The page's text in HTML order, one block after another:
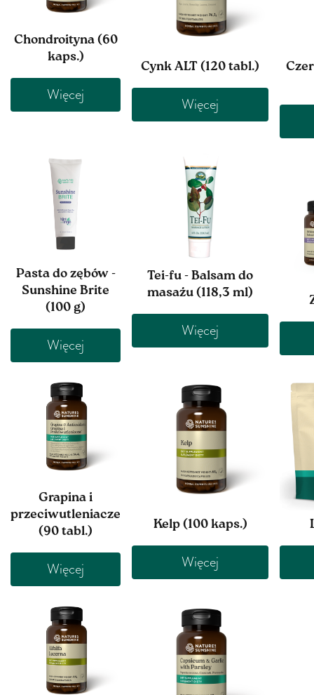
Chondroityna (60
kaps.)
Więcej
Cynk ALT (120 tabl.)
Więcej
Pasta do zębów -
Sunshine Brite
(100 g)
Więcej
Tei-fu - Balsam do
masażu (118,3 ml)
Więcej
Grapina i
przeciwutleniacze
(90 tabl.)
Więcej
Kelp (100 kaps.)
Więcej